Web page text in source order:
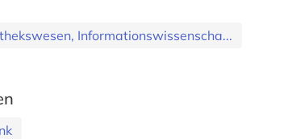
Informationswissenscha...